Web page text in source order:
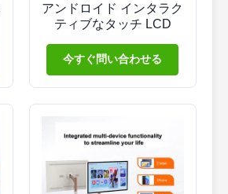
アンドロイド インタラク
ティブなタッチ LCD
今すぐ問い合わせる